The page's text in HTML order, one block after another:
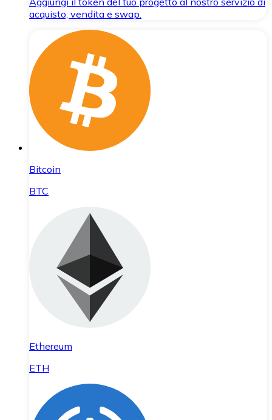
acquisto, vendita e swap.
Bitcoin
BTC
Ethereum
ETH